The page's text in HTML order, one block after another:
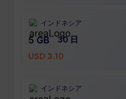
インドネシア
5 GB
30 日
USD 3.10
インドネシア